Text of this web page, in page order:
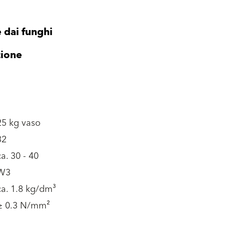
funghi
kg vaso
30 - 40
1.8 kg/dm³
0.3 N/mm²